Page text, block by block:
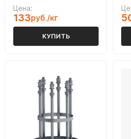
Цена:
133руб./кг
КУПИТЬ